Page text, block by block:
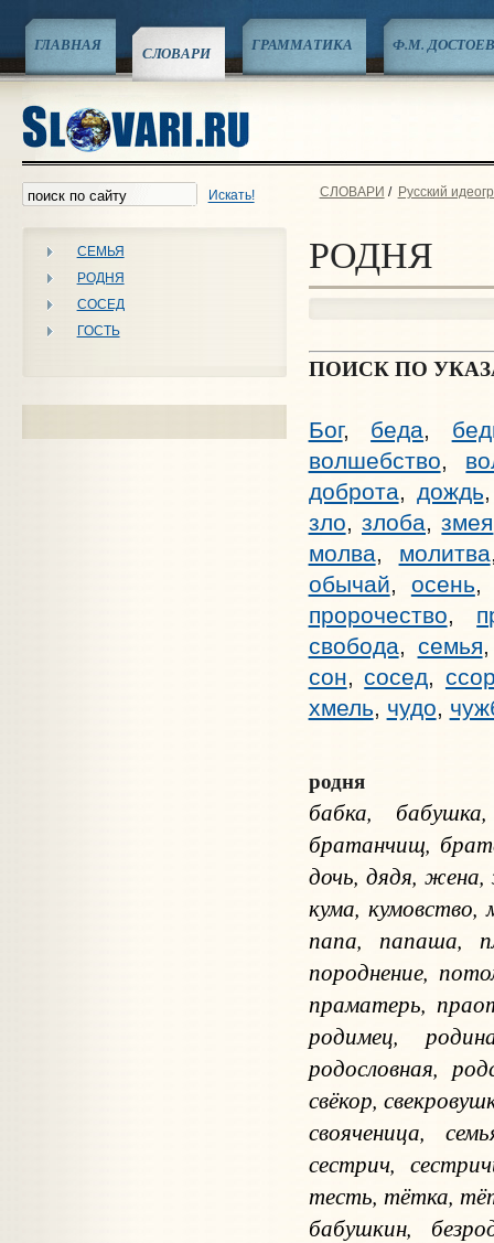
ГЛАВНАЯ СЛОВАРИ ГРАММАТИКА Ф.М.
Искать!
СЕМЬЯ
РОДНЯ
СОСЕД
ГОСТЬ
СЛОВАРИ / Русский
РОДНЯ
ПОИСК ПО
Бог, беда,
волшебство,
доброта, дождь
зло, злоба,змея
молва, молитва
обычай, осень
пророчество,
свобода, семья
сон, сосед,
хмель, чудо,
родня
бабка,
братанчищ,
дочь, дядя, жена,
кума,
папа, папаша,
породнение,
праматерь,
родимец,
родословная,
свёкор,
свояченица,
сестрич,
тесть, тётка,
бабушкин,